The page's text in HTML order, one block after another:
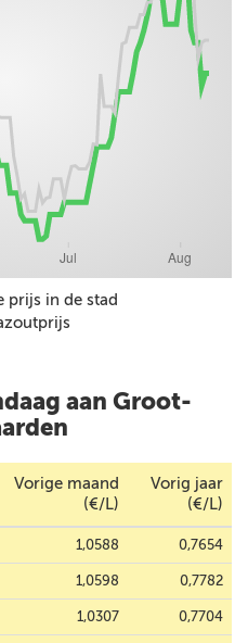
prijs in de stad
aan Groot-
Vorige maand
(€/L)
Vorig jaar
(€/L)
1,0588 0,7654
1,0598 0,7782
1,0307 0,7704